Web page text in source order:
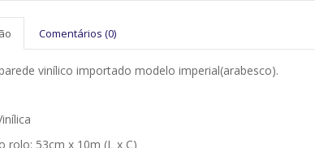
Comentários (0)
vinílico importado modelo imperial(arabesco).
rolo: 53cm x 10m (L x C)